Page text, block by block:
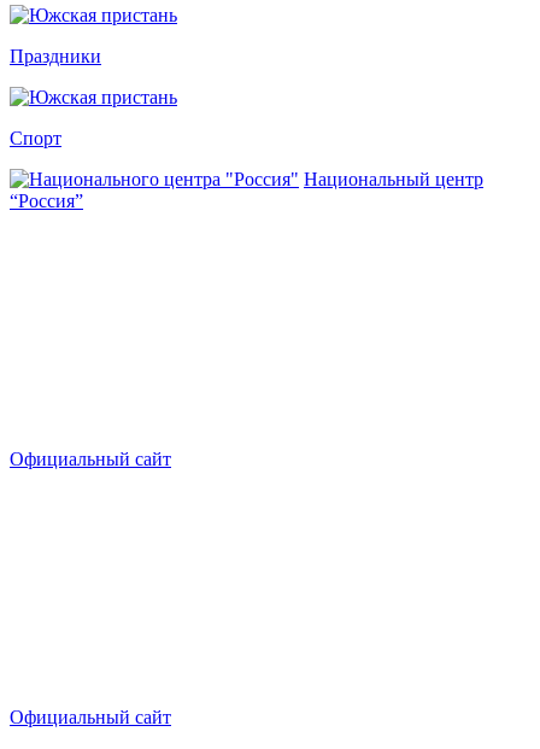
Праздники
Спорт
Национальный центр
“Россия”
Официальный сайт
Официальный сайт